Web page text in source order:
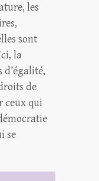
les
sont
la
d’égalité,
de
ceux qui
se